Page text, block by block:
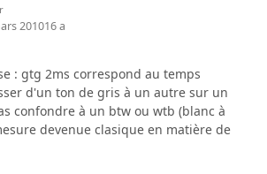
201016 a
: gtg 2ms correspond au temps
d'un ton de gris à un autre sur un
confondre à un btw ou wtb (blanc à
devenue clasique en matière de